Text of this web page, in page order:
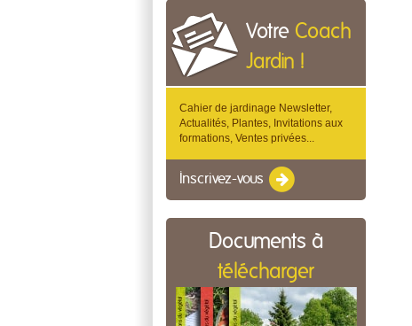
Votre Coach
Jardin !
Cahier de jardinage Newsletter,
Actualités, Plantes, Invitations aux
formations, Ventes privées...
Inscrivez-vous
Documents à
télécharger